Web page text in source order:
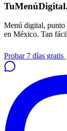
Menú digital, punto
en México. Tan
Probar 7 días gratis